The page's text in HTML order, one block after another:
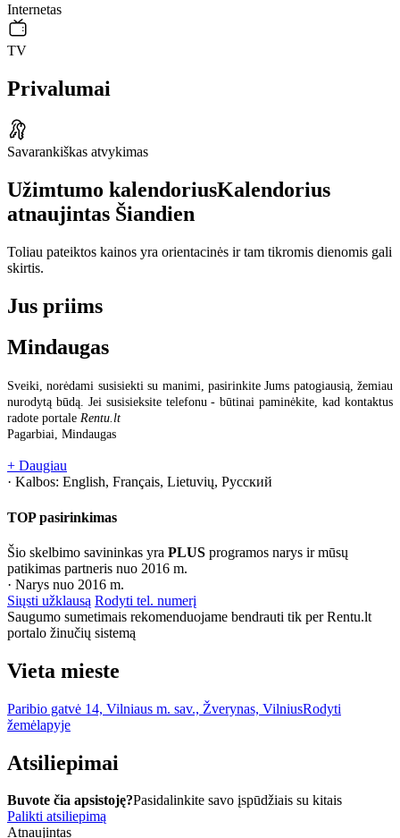
Internetas
TV
Privalumai
Savarankiškas atvykimas
Užimtumo kalendoriusKalendorius
atnaujintas Šiandien
Toliau pateiktos kainos yra orientacinės ir tam tikromis dienomis gali
skirtis.
Jus priims
Mindaugas
Sveiki, norėdami susisiekti su manimi, pasirinkite Jums patogiausią, žemiau
nurodytą būdą. Jei susisieksite telefonu - būtinai paminėkite, kad kontaktus
radote portale Rentu.lt
Pagarbiai, Mindaugas
+ Daugiau
· Kalbos: English, Français, Lietuvių, Русский
TOP pasirinkimas
Šio skelbimo savininkas yra PLUS programos narys ir mūsų
patikimas partneris nuo 2016 m.
· Narys nuo 2016 m.
Siųsti užklausą Rodyti tel. numerį
Saugumo sumetimais rekomenduojame bendrauti tik per Rentu.lt
portalo žinučių sistemą
Vieta mieste
Paribio gatvė 14, Vilniaus m. sav., Žverynas, VilniusRodyti
žemėlapyje
Atsiliepimai
Buvote čia apsistoję?Pasidalinkite savo įspūdžiais su kitais
Palikti atsiliepimą
Atnaujintas